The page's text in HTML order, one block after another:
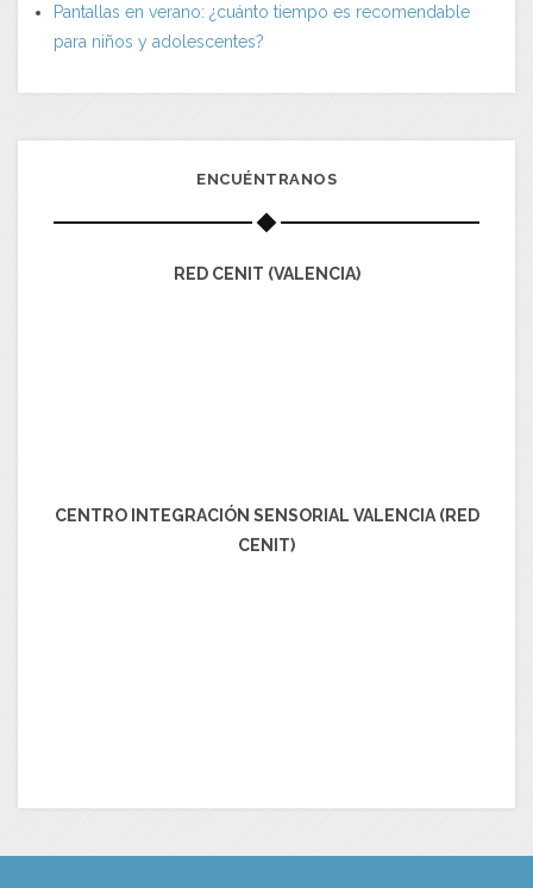
Pantallas en verano: ¿cuánto tiempo es recomendable
para niños y adolescentes?
ENCUÉNTRANOS
RED CENIT (VALENCIA)
CENTRO INTEGRACIÓN SENSORIAL VALENCIA (RED
CENIT)